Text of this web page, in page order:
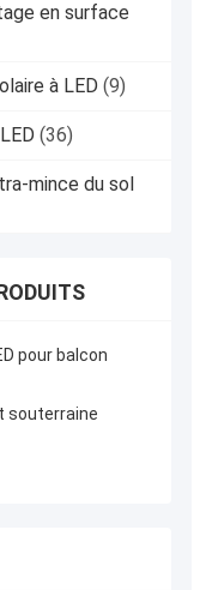
en surface
à LED (9)
(36)
mince du sol
pour balcon
souterraine